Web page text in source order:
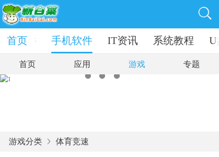
脑软件 手机软件 IT资讯 系统教程 U
首页
首页 应用 游戏 专题
游戏分类 体育竞速